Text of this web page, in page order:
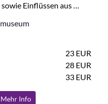
Einflüssen aus …
23 EUR
28 EUR
33 EUR
Mehr Info